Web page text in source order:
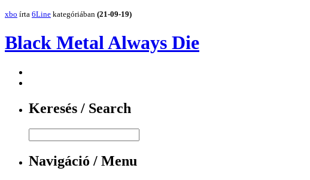
xbo írta 6Line kategóriában (21-09-19)
Black Metal Always Die
Keresés / Search
Navigáció / Menu